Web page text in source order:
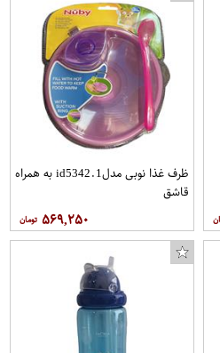
ظرف غذا نوبی مدلid5342.1 به همراه
قاشق
۵۶۹,۲۵۰